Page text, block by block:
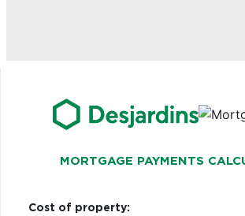
MORTGAGE PAYMENTS
Cost of property: